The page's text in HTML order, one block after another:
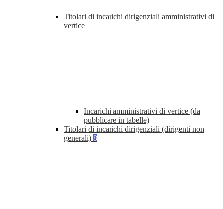
Titolari di incarichi dirigenziali amministrativi di
vertice
Incarichi amministrativi di vertice (da
pubblicare in tabelle)
Titolari di incarichi dirigenziali (dirigenti non
generali) 8